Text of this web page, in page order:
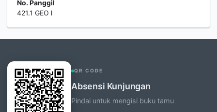
No. Panggil
421.1 GEO l
QR CODE
Absensi Kunjungan
Pindai untuk mengisi buku tamu